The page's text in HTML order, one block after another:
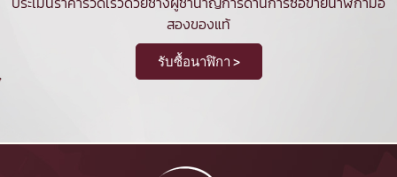
สองของแท้
รับซื้อนาฬิกา >